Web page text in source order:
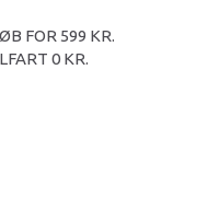
FOR 599 KR.
0 KR.